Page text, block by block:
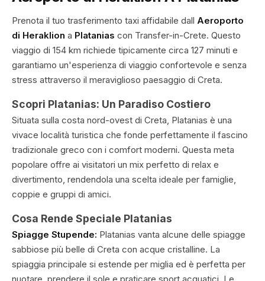
Prenota il tuo trasferimento taxi affidabile dall Aeroporto
di Heraklion a Platanias con Transfer-in-Crete. Questo
viaggio di 154 km richiede tipicamente circa 127 minuti e
garantiamo un'esperienza di viaggio confortevole e senza
stress attraverso il meraviglioso paesaggio di Creta.
Scopri Platanias: Un Paradiso Costiero
Situata sulla costa nord-ovest di Creta, Platanias è una
vivace località turistica che fonde perfettamente il fascino
tradizionale greco con i comfort moderni. Questa meta
popolare offre ai visitatori un mix perfetto di relax e
divertimento, rendendola una scelta ideale per famiglie,
coppie e gruppi di amici.
Cosa Rende Speciale Platanias
Spiagge Stupende: Platanias vanta alcune delle spiagge
sabbiose più belle di Creta con acque cristalline. La
spiaggia principale si estende per miglia ed è perfetta per